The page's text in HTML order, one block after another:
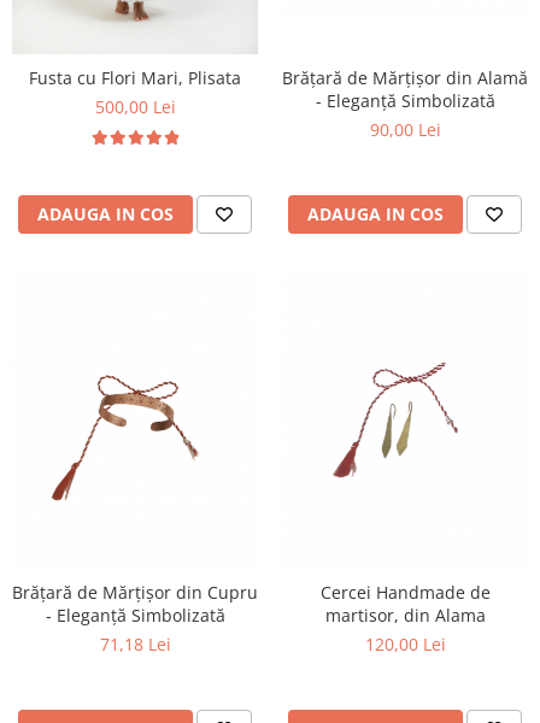
Fusta cu Flori Mari, Plisata
500,00 Lei
ADAUGA IN COS
Brățară de Mărțișor din Alamă
- Eleganță Simbolizată
90,00 Lei
ADAUGA IN COS
Brățară de Mărțișor din Cupru
- Eleganță Simbolizată
71,18 Lei
Cercei Handmade de
martisor, din Alama
120,00 Lei